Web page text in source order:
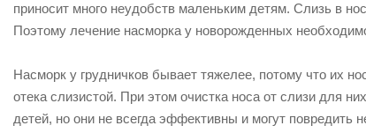
приносит много неудобств маленьким детям. Слизь в
Поэтому лечение насморка у новорожденных
Насморк у грудничков бывает тяжелее, потому что их
отека слизистой. При этом очистка носа от слизи для
детей, но они не всегда эффективны и могут повредить